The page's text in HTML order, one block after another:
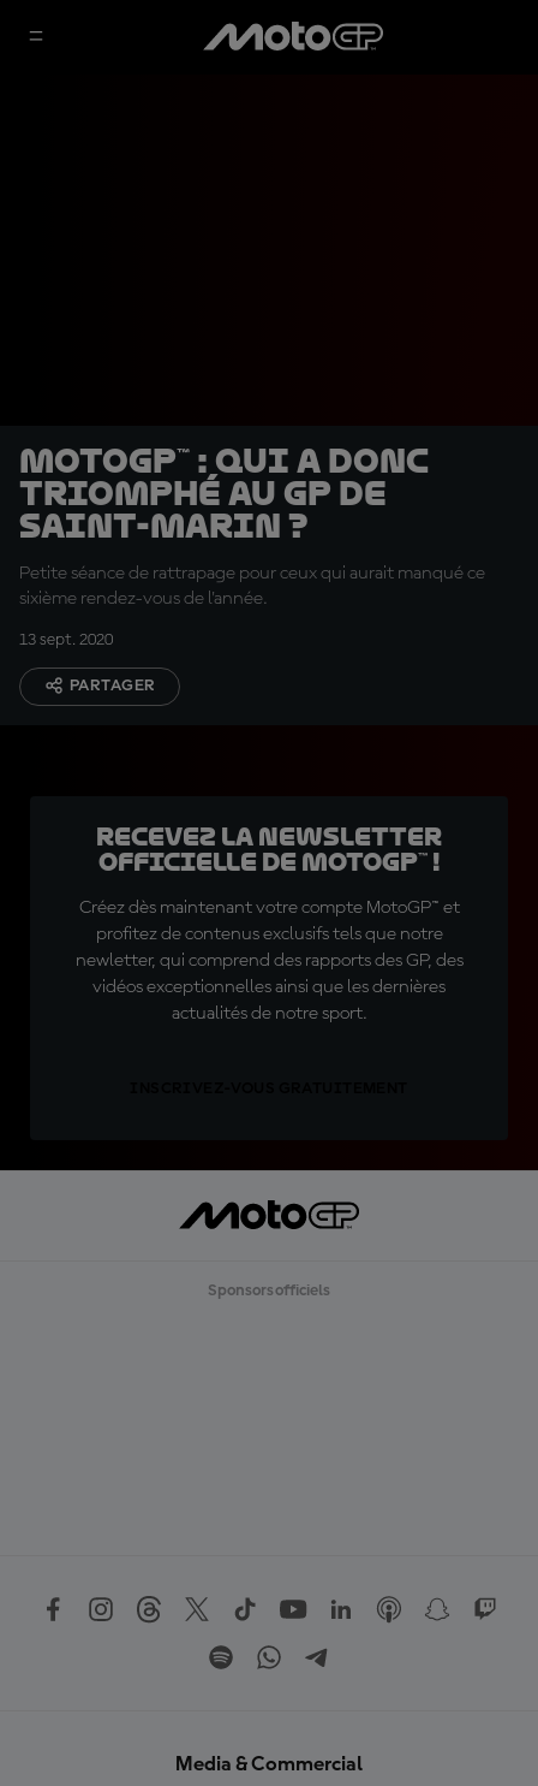
MotoGP™ : Qui a donc
triomphé au GP de
Saint-Marin ?
Petite séance de rattrapage pour ceux qui aurait manqué ce
sixième rendez-vous de l'année.
13 sept. 2020
PARTAGER
Recevez la Newsletter
officielle de MotoGP™ !
Créez dès maintenant votre compte MotoGP™ et
profitez de contenus exclusifs tels que notre
newletter, qui comprend des rapports des GP, des
vidéos exceptionnelles ainsi que les dernières
actualités de notre sport.
Sponsors officiels
Media & Commercial